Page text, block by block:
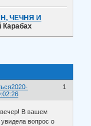
ЧЕЧНЯ И
Карабах
1
2020-
В вашем
вопрос о